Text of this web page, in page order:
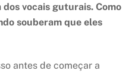
dos vocais guturais. Como
souberam que eles
antes de começar a